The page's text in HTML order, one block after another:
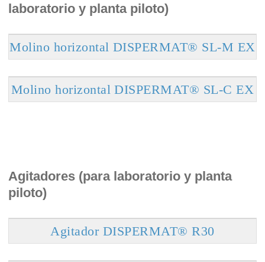
laboratorio y planta piloto)
Molino horizontal DISPERMAT® SL-M EX
Molino horizontal DISPERMAT® SL-C EX
Agitadores (para laboratorio y planta
piloto)
Agitador DISPERMAT® R30